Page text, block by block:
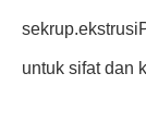
sekrup.ekstrusi
untuk sifat dan